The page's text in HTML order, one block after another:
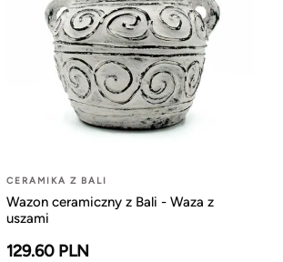
CERAMIKA Z BALI
Wazon ceramiczny z Bali - Waza z
uszami
129.60 PLN